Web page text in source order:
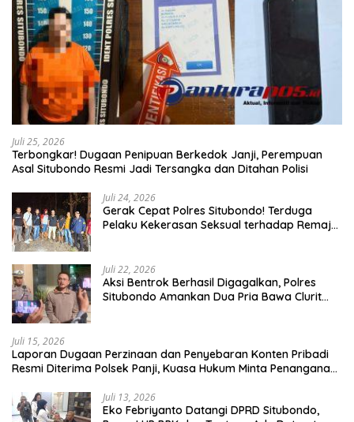
Juli 25, 2026
Terbongkar! Dugaan Penipuan Berkedok Janji, Perempuan
Asal Situbondo Resmi Jadi Tersangka dan Ditahan Polisi
Juli 24, 2026
Gerak Cepat Polres Situbondo! Terduga
Pelaku Kekerasan Seksual terhadap Remaja
Juli 22, 2026
Aksi Bentrok Berhasil Digagalkan, Polres
Situbondo Amankan Dua Pria Bawa Clurit
Juli 15, 2026
Laporan Dugaan Perzinaan dan Penyebaran Konten Pribadi
Resmi Diterima Polsek Panji, Kuasa Hukum Minta Penanganan
Juli 13, 2026
Eko Febriyanto Datangi DPRD Situbondo,